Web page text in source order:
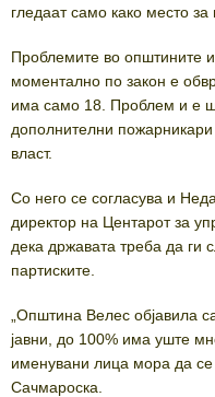
гледаат само како место за
Проблемите во општините
моментално по закон е
има само 18. Проблем и е
дополнителни
власт.
Со него се согласува и
директор на Центарот за
дека државата треба да ги
партиските.
„Општина Велес објавила
јавни, до 100% има уште
именувани лица мора да
Сачмароска.